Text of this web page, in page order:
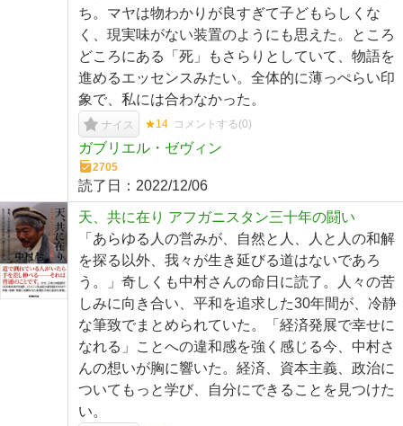
ち。マヤは物わかりが良すぎて子どもらしくな
く、現実味がない装置のようにも思えた。ところ
どころにある「死」もさらりとしていて、物語を
進めるエッセンスみたい。全体的に薄っぺらい印
象で、私には合わなかった。
ナイス ★14 コメントする(0)
ガブリエル・ゼヴィン
2705
読了日： 2022/12/06
天、共に在り アフガニスタン三十年の闘い
「あらゆる人の営みが、自然と人、人と人の和解
を探る以外、我々が生き延びる道はないであろ
う。」奇しくも中村さんの命日に読了。人々の苦
しみに向き合い、平和を追求した30年間が、冷静
な筆致でまとめられていた。「経済発展で幸せに
なれる」ことへの違和感を強く感じる今、中村さ
んの想いが胸に響いた。経済、資本主義、政治に
ついてもっと学び、自分にできることを見つけた
い。